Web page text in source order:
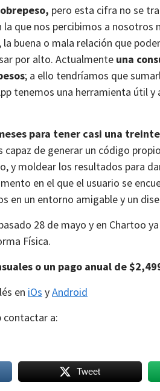
pero esta cifra no se
que nos percibimos a nosotros
buena o mala relación que
por alto. Actualmente una
; a ello tendríamos que
tenemos una herramienta útil y
para tener casi una
capaz de generar un código
y moldear los resultados para
en el que el usuario se
en un entorno amigable y un
28 de mayo y en Chartoo
Física.
o un pago anual de
en iOs yAndroid
contactar a:
Tweet